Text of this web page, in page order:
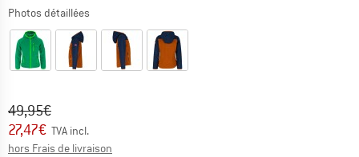
Photos détaillées
Prix initial :
49,95€
Prix:
27,47€ TVA incl.
hors Frais de livraison